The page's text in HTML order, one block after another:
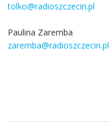
tolko@radioszczecin.pl
Paulina Zaremba
zaremba@radioszczecin.pl